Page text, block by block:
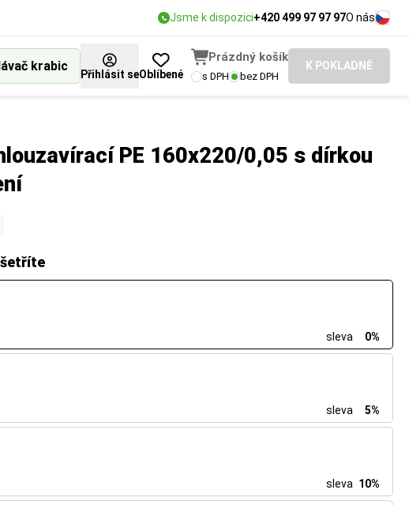
Jsme k dispozici+420 499 97 97 97O nás
krabic
Přihlásit seOblíbené
Prázdný košík
s DPH bez DPH
K POKLADNĚ
PE 160x220/0,05 s dírkou
sleva
0%
sleva
5%
sleva 10%